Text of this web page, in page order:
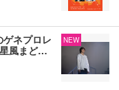
ゲネプロレ
風まど…
NEW